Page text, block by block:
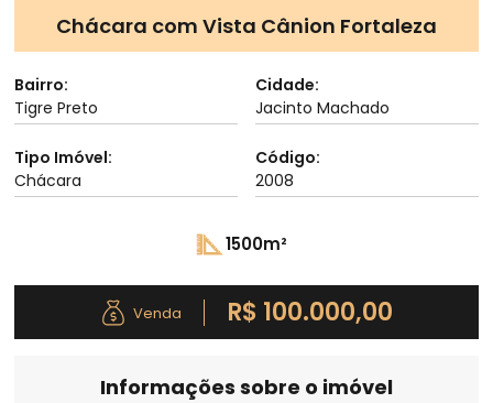
Chácara com Vista Cânion Fortaleza
Cidade:
Jacinto Machado
Bairro:
Tigre Preto
Código:
2008
Tipo Imóvel:
Chácara
1500m²
Venda R$ 100.000,00
Informações sobre o imóvel